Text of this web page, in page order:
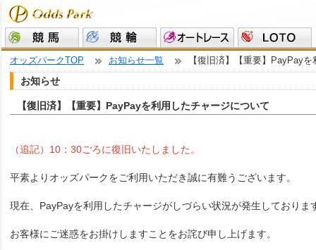
オッズパークTOP お知らせ一覧 【復旧済】【重要】PayPay
お知らせ
【復旧済】【重要】PayPayを利用したチャージについて
（追記）10：30ごろに復旧いたしました。
平素よりオッズパークをご利用いただき誠に有難うございます。
現在、PayPayを利用したチャージがしづらい状況が発生しておりま
お客様にご迷惑をお掛けしますことをお詫び申し上げます。